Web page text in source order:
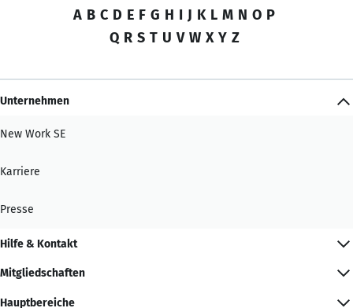
A B C D E F G H I J K L M N O P
Q R S T U V W X Y Z
Unternehmen
New Work SE
Karriere
Presse
Hilfe & Kontakt
Mitgliedschaften
Hauptbereiche